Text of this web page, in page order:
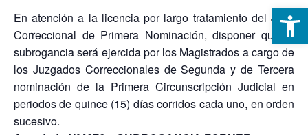
En atención a la licencia por largo tratamiento del Juez
Correccional de Primera Nominación, disponer que la
subrogancia será ejercida por los Magistrados a cargo de
los Juzgados Correccionales de Segunda y de Tercera
nominación de la Primera Circunscripción Judicial en
periodos de quince (15) días corridos cada uno, en orden
sucesivo.